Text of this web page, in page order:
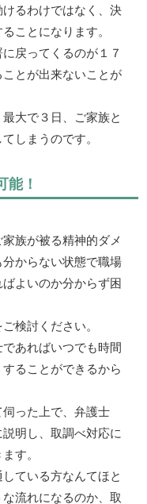
るわけではなく、決
ことになります。
戻ってくるのが１７
とが出来ないことが
大で３日、ご家族と
しまうのです。
！
族が被る精神的ダメ
からない状態で職場
よいのか分からず困
検討ください。
あればいつでも時間
することができるから
った上で、弁護士
明し、取調べ対応に
す。
ている方なんてほと
流れになるのか、取